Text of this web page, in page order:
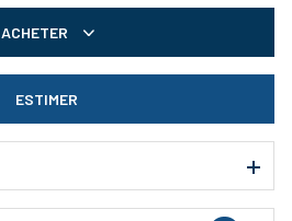
ACHETER
ESTIMER